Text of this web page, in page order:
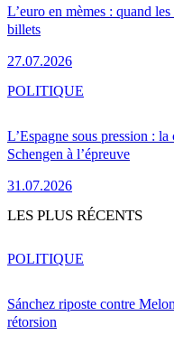
L’euro en mèmes : quand
billets
27.07.2026
L’Espagne sous pression :
Schengen à l’épreuve
31.07.2026
POLITIQUE
LES PLUS RÉCENTS
Sánchez riposte contre
rétorsion
POLITIQUE